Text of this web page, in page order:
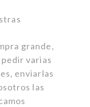
grande,
varias
enviarlas
las